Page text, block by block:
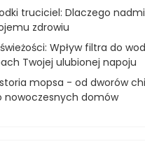
truciciel: Dlaczego
zdrowiu
Wpływ filtra do
Twojej ulubionej napoju
mopsa - od dworów
nowoczesnych domów